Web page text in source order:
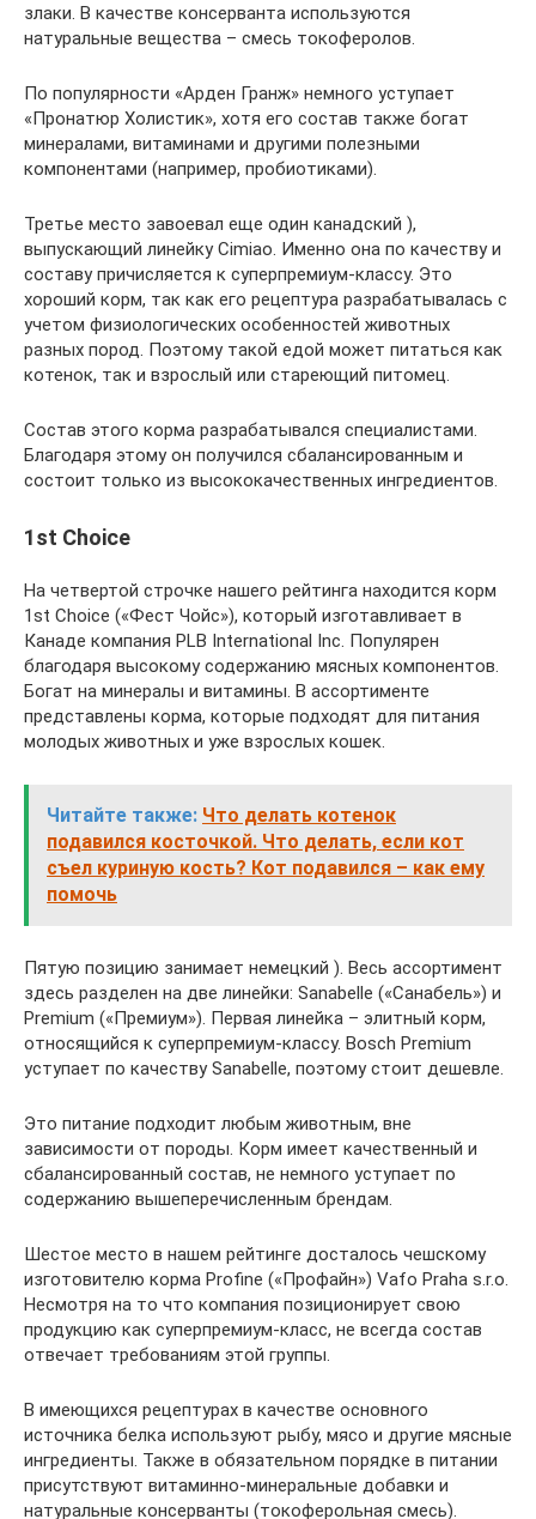
злаки. В качестве консерванта используются
натуральные вещества – смесь токоферолов.
По популярности «Арден Гранж» немного уступает
«Пронатюр Холистик», хотя его состав также богат
минералами, витаминами и другими полезными
компонентами (например, пробиотиками).
Третье место завоевал еще один канадский ),
выпускающий линейку Cimiao. Именно она по качеству и
составу причисляется к суперпремиум-классу. Это
хороший корм, так как его рецептура разрабатывалась с
учетом физиологических особенностей животных
разных пород. Поэтому такой едой может питаться как
котенок, так и взрослый или стареющий питомец.
Состав этого корма разрабатывался специалистами.
Благодаря этому он получился сбалансированным и
состоит только из высококачественных ингредиентов.
1st Choice
На четвертой строчке нашего рейтинга находится корм
1st Choice («Фест Чойс»), который изготавливает в
Канаде компания PLB International Inc. Популярен
благодаря высокому содержанию мясных компонентов.
Богат на минералы и витамины. В ассортименте
представлены корма, которые подходят для питания
молодых животных и уже взрослых кошек.
Читайте также: Что делать котенок
подавился косточкой. Что делать, если кот
съел куриную кость? Кот подавился – как ему
помочь
Пятую позицию занимает немецкий ). Весь ассортимент
здесь разделен на две линейки: Sanabelle («Санабель») и
Premium («Премиум»). Первая линейка – элитный корм,
относящийся к суперпремиум-классу. Bosch Premium
уступает по качеству Sanabelle, поэтому стоит дешевле.
Это питание подходит любым животным, вне
зависимости от породы. Корм имеет качественный и
сбалансированный состав, не немного уступает по
содержанию вышеперечисленным брендам.
Шестое место в нашем рейтинге досталось чешскому
изготовителю корма Profine («Профайн») Vafo Praha s.r.o.
Несмотря на то что компания позиционирует свою
продукцию как суперпремиум-класс, не всегда состав
отвечает требованиям этой группы.
В имеющихся рецептурах в качестве основного
источника белка используют рыбу, мясо и другие мясные
ингредиенты. Также в обязательном порядке в питании
присутствуют витаминно-минеральные добавки и
натуральные консерванты (токоферольная смесь).